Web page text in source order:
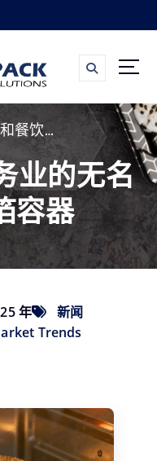
厨房和餐饮服务业的无名英雄--铝箔容器
业的无名
容器
年
新闻
Trends